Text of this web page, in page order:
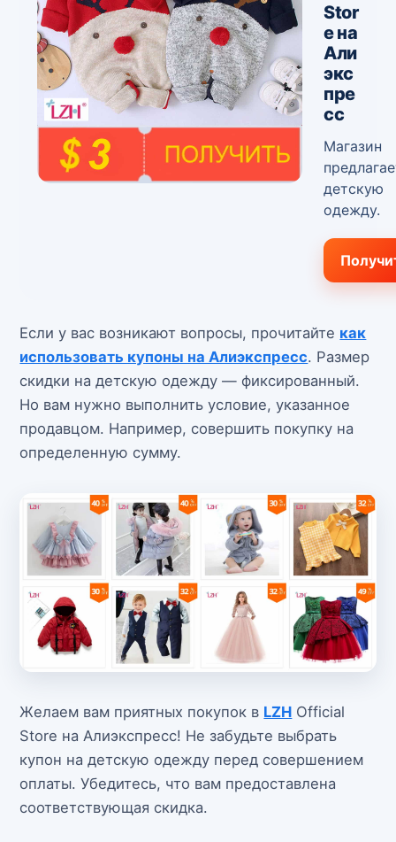
Stor
e на
Али
экс
пре
сс
Магазин
детскую
одежду.
Если у вас возникают вопросы, прочитайте как
использовать купоны на Алиэкспресс. Размер
скидки на детскую одежду — фиксированный.
Но вам нужно выполнить условие, указанное
продавцом. Например, совершить покупку на
определенную сумму.
Желаем вам приятных покупок в LZH Official
Store на Алиэкспресс! Не забудьте выбрать
купон на детскую одежду перед совершением
оплаты. Убедитесь, что вам предоставлена
соответствующая скидка.